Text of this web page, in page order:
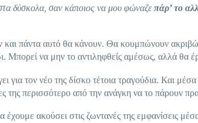
δύσκολα, σαν κάποιος να μου φώναζεπάρ’ το
και πάντα αυτό θα κάνουν. Θα κουμπώνουν
Μπορεί να μην το αντιληφθείς αμέσως, αλλά θα
για τον νέο της δίσκο τέτοια τραγούδια. Και
της περισσότερο από την ανάγκη να το πάρουν
έχουμε ακούσει στις ζωντανές της εμφανίσεις